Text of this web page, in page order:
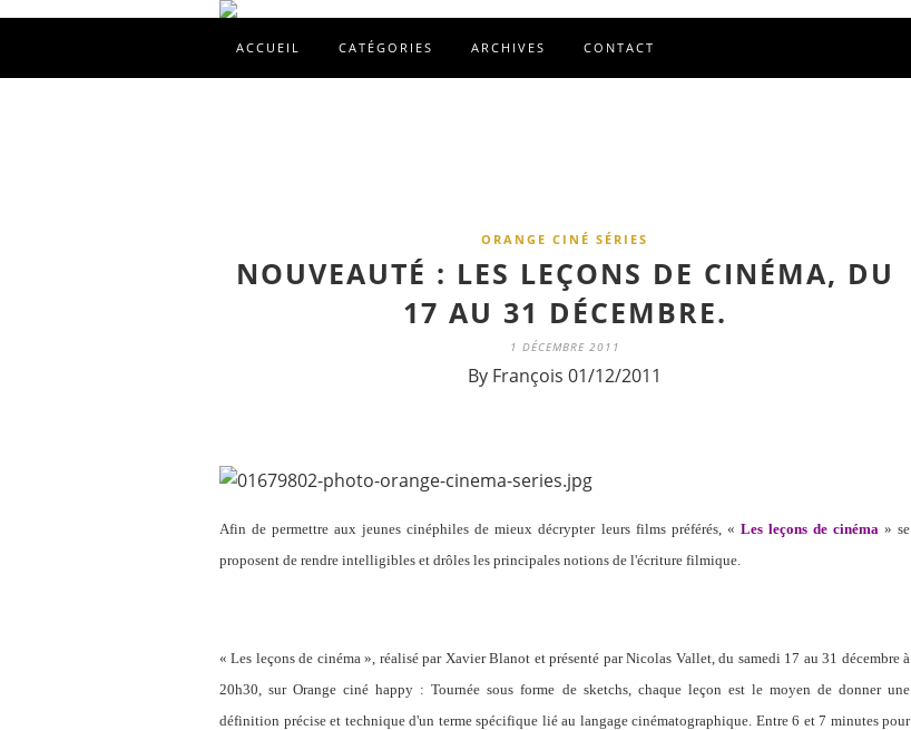
ACCUEIL CATÉGORIES ARCHIVES CONTACT
ORANGE CINÉ SÉRIES
NOUVEAUTÉ : LES LEÇONS DE CINÉMA, DU
17 AU 31 DÉCEMBRE.
1 DÉCEMBRE 2011
By François 01/12/2011
Afin de permettre aux jeunes cinéphiles de mieux décrypter leurs films préférés, « Les leçons de cinéma» se
proposent de rendre intelligibles et drôles les principales notions de l'écriture filmique.
« Les leçons de cinéma », réalisé par Xavier Blanot et présenté par Nicolas Vallet, du samedi 17 au 31 décembre à
20h30, sur Orange ciné happy : Tournée sous forme de sketchs, chaque leçon est le moyen de donner une
définition précise et technique d'un terme spécifique lié au langage cinématographique. Entre 6 et 7 minutes pour